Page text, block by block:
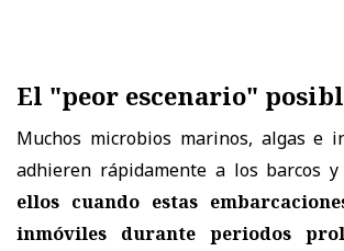
El "peor escenario"
Muchos microbios marinos, algas e
adhieren rápidamente a los barcos
ellos cuando estas
inmóviles durante periodos